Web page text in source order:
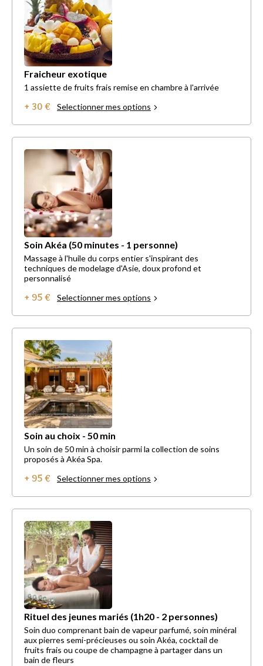
Fraicheur exotique
1 assiette de fruits frais remise en chambre à l'arrivée
+ 30 € Selectionner mes options
Soin Akéa (50 minutes - 1 personne)
Massage à l'huile du corps entier s'inspirant des
techniques de modelage d'Asie, doux profond et
personnalisé
+ 95 € Selectionner mes options
Soin au choix - 50 min
Un soin de 50 min à choisir parmi la collection de soins
proposés à Akéa Spa.
+ 95 € Selectionner mes options
Rituel des jeunes mariés (1h20 - 2 personnes)
Soin duo comprenant bain de vapeur parfumé, soin minéral
aux pierres semi-précieuses ou soin Akéa, cocktail de
fruits frais ou coupe de champagne à partager dans un
bain de fleurs